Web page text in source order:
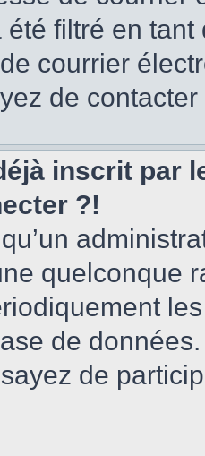
filtré en
courrier
de
inscrit par
?!
quelconque
de
de